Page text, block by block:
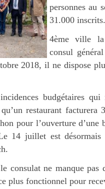
personnes au
31.000 inscrits.
4ème ville
consul
2018, il ne dispose
budgétaires
restaurant facturera
pour l’ouverture
14 juillet est
consulat ne manque pas
plus fonctionnel pour